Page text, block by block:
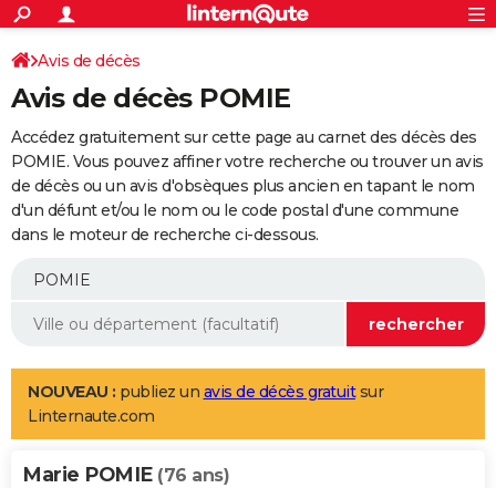
ACTUALITÉS
Politique
Société
Faits Divers
Education
Monde
Villes
+
SPORT
Coupe du monde 2026
Football
Tennis
Cyclisme
Rugby
Forum
Programme TV
TNT
Streaming
Cinéma
Sorties cinéma
Musique
+
FINANCE
Retraite
Impôts
Epargne
Immobilier
Risques naturels par ville
Banque
Assurance
Crédit
AUTO
Essais
Réserver un essai
Citadines
Berlines
SUV
Forum auto
+
Mobiles
Meilleur smartphone
Internet
Ordinateurs
Jeux vidéo
Guide high-tech
Aménagement intérieur
LIFESTYLE
Art de vivre
Bien-être
Loisirs
Mode
Modes de vie
Alimentation
Guide de la santé
Maladies
Médicaments
Sommeil
VOYAGE
Avis de décès
Avis de décès POMIE
Accédez gratuitement sur cette page au carnet des décès des
POMIE. Vous pouvez affiner votre recherche ou trouver un avis
de décès ou un avis d'obsèques plus ancien en tapant le nom
d'un défunt et/ou le nom ou le code postal d'une commune
dans le moteur de recherche ci-dessous.
NOUVEAU : publiez un avis de décès gratuitsur
Linternaute.com
Marie POMIE (76 ans)